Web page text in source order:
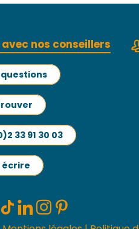
nos conseillers
questions
33 91 30 03
écrire